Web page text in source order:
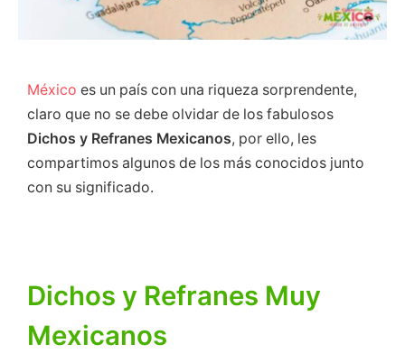
México es un país con una riqueza sorprendente,
claro que no se debe olvidar de los fabulosos
Dichos y Refranes Mexicanos, por ello, les
compartimos algunos de los más conocidos junto
con su significado.
Dichos y Refranes Muy
Mexicanos